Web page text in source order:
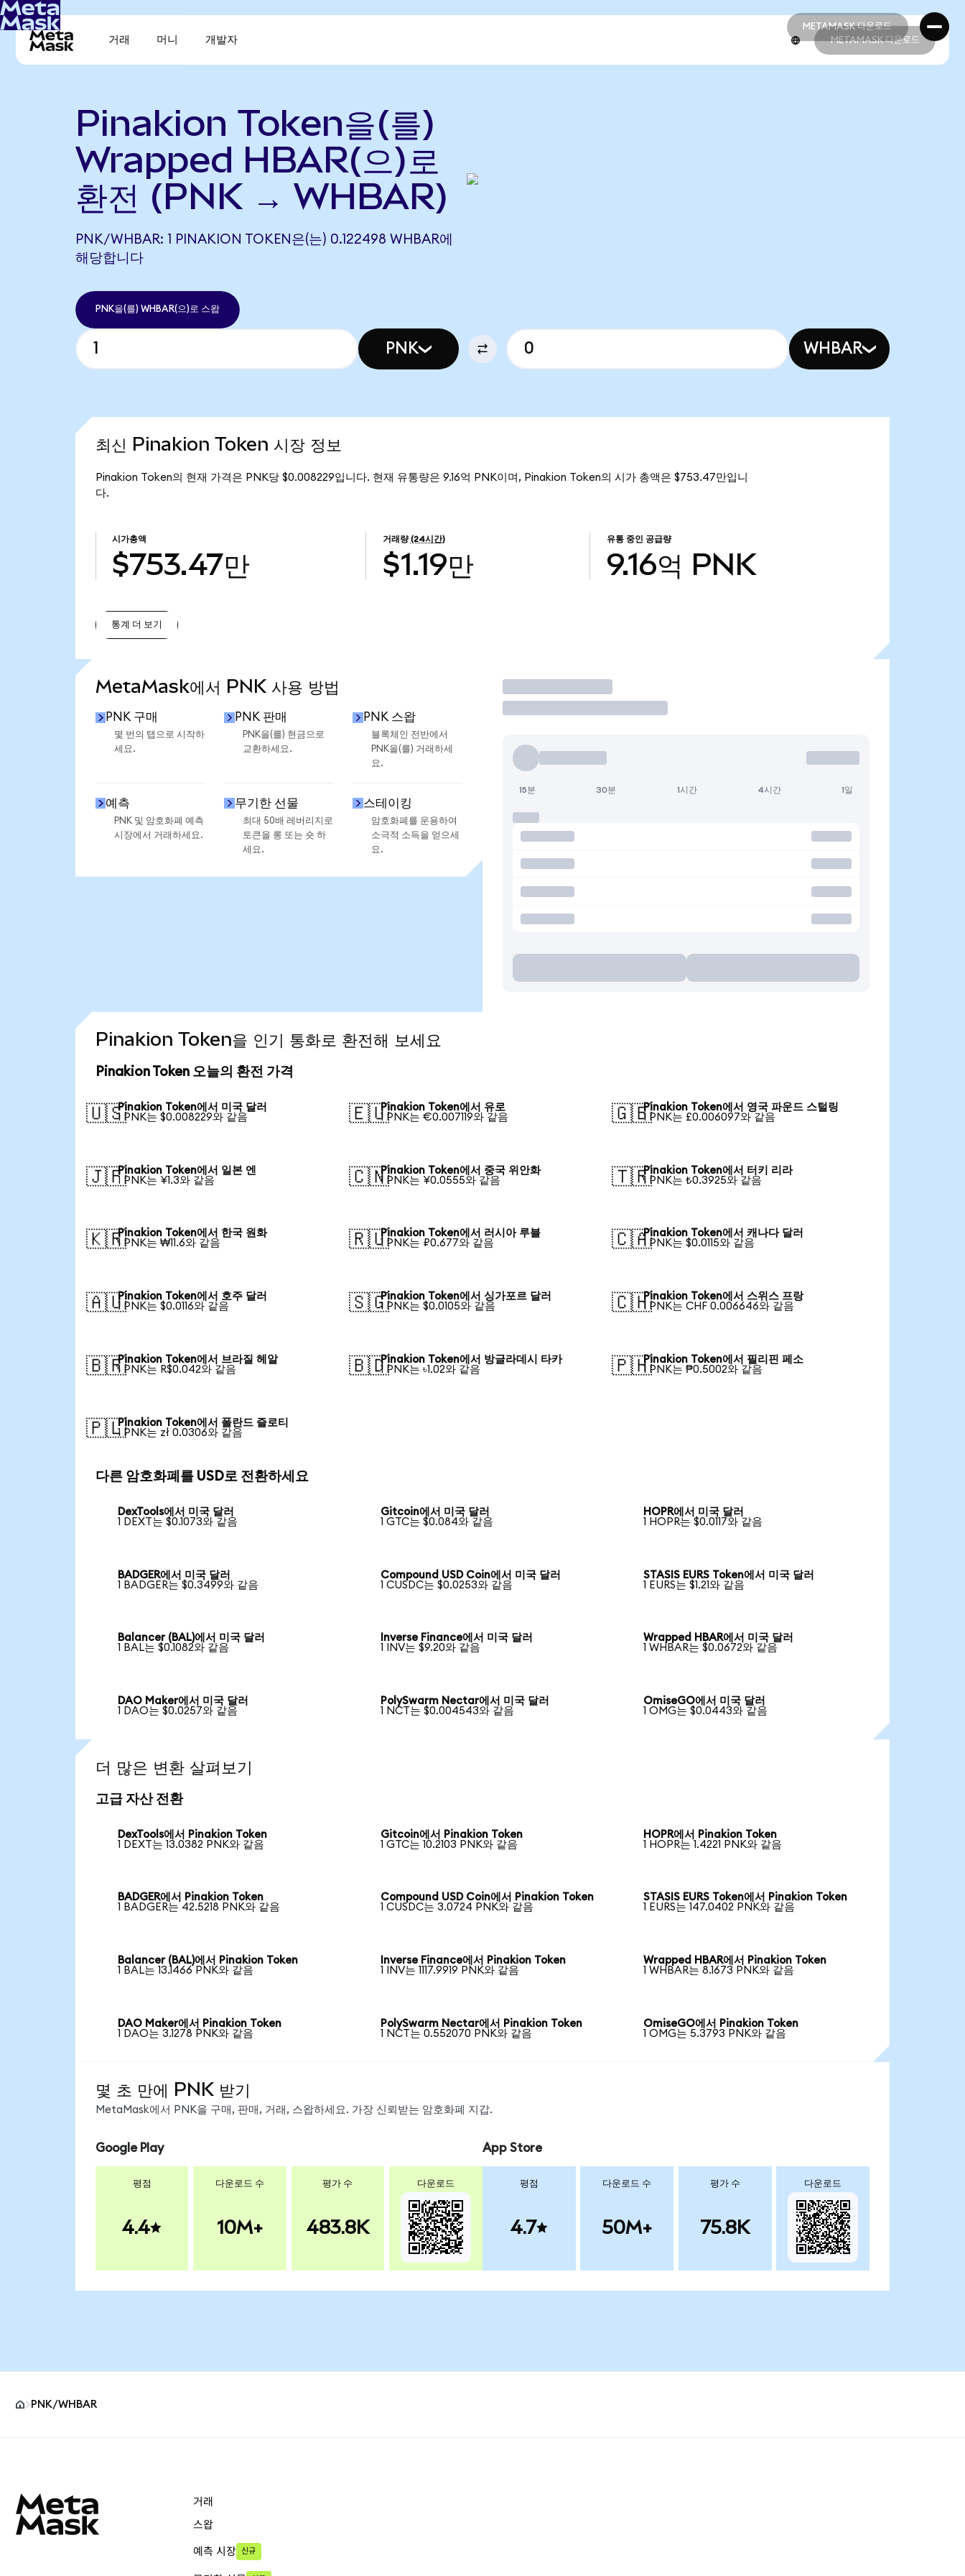
METAMASK 다운로드
METAMASK 다운로드
거래 머니 개발자 METAMASK 다운로드
Pinakion Token을(를)
Wrapped HBAR(으)로
환전 (PNK → WHBAR)
PNK/WHBAR: 1 PINAKION TOKEN은(는) 0.122498 WHBAR에
해당합니다
PNK을(를) WHBAR(으)로 스왑
PNK WHBAR
최신 Pinakion Token 시장 정보
Pinakion Token의 현재 가격은 PNK당 $0.008229입니다. 현재 유통량은 9.16억 PNK이며, Pinakion Token의 시가 총액은 $753.47만입니
다.
시가총액
$753.47만
거래량 (24시간)
$1.19만
유통 중인 공급량
9.16억 PNK
통계 더 보기
MetaMask에서 PNK 사용 방법
PNK 구매
몇 번의 탭으로 시작하
세요.
PNK 판매
PNK을(를) 현금으로
교환하세요.
PNK 스왑
블록체인 전반에서
PNK을(를) 거래하세
요.
예측
PNK 및 암호화폐 예측
시장에서 거래하세요.
무기한 선물
최대 50배 레버리지로
토큰을 롱 또는 숏 하
세요.
스테이킹
암호화폐를 운용하여
소극적 소득을 얻으세
요.
거래
15분 30분 1시간 4시간 1일
Pinakion Token을 인기 통화로 환전해 보세요
Pinakion Token 오늘의 환전 가격
🇺🇸Pinakion Token에서 미국 달러
1 PNK는 $0.008229와 같음
🇪🇺Pinakion Token에서 유로
1 PNK는 €0.007119와 같음
🇬🇧Pinakion Token에서 영국 파운드 스털링
1 PNK는 £0.006097와 같음
🇯🇵Pinakion Token에서 일본 엔
1 PNK는 ¥1.3와 같음
🇨🇳Pinakion Token에서 중국 위안화
1 PNK는 ¥0.0555와 같음
🇹🇷Pinakion Token에서 터키 리라
1 PNK는 ₺0.3925와 같음
🇰🇷Pinakion Token에서 한국 원화
1 PNK는 ₩11.6와 같음
🇷🇺Pinakion Token에서 러시아 루블
1 PNK는 ₽0.677와 같음
🇨🇦Pinakion Token에서 캐나다 달러
1 PNK는 $0.0115와 같음
🇦🇺Pinakion Token에서 호주 달러
1 PNK는 $0.0116와 같음
🇸🇬Pinakion Token에서 싱가포르 달러
1 PNK는 $0.0105와 같음
🇨🇭Pinakion Token에서 스위스 프랑
1 PNK는 CHF 0.006646와 같음
🇧🇷Pinakion Token에서 브라질 헤알
1 PNK는 R$0.042와 같음
🇧🇩Pinakion Token에서 방글라데시 타카
1 PNK는 ৳1.02와 같음
🇵🇭Pinakion Token에서 필리핀 페소
1 PNK는 ₱0.5002와 같음
🇵🇱Pinakion Token에서 폴란드 즐로티
1 PNK는 zł 0.0306와 같음
다른 암호화폐를 USD로 전환하세요
DexTools에서 미국 달러
1 DEXT는 $0.1073와 같음
Gitcoin에서 미국 달러
1 GTC는 $0.084와 같음
HOPR에서 미국 달러
1 HOPR는 $0.0117와 같음
BADGER에서 미국 달러
1 BADGER는 $0.3499와 같음
Compound USD Coin에서 미국 달러
1 CUSDC는 $0.0253와 같음
STASIS EURS Token에서 미국 달러
1 EURS는 $1.21와 같음
Balancer (BAL)에서 미국 달러
1 BAL는 $0.1082와 같음
Inverse Finance에서 미국 달러
1 INV는 $9.20와 같음
Wrapped HBAR에서 미국 달러
1 WHBAR는 $0.0672와 같음
DAO Maker에서 미국 달러
1 DAO는 $0.0257와 같음
PolySwarm Nectar에서 미국 달러
1 NCT는 $0.004543와 같음
OmiseGO에서 미국 달러
1 OMG는 $0.0443와 같음
더 많은 변환 살펴보기
고급 자산 전환
DexTools에서 Pinakion Token
1 DEXT는 13.0382 PNK와 같음
Gitcoin에서 Pinakion Token
1 GTC는 10.2103 PNK와 같음
HOPR에서 Pinakion Token
1 HOPR는 1.4221 PNK와 같음
BADGER에서 Pinakion Token
1 BADGER는 42.5218 PNK와 같음
Compound USD Coin에서 Pinakion Token
1 CUSDC는 3.0724 PNK와 같음
STASIS EURS Token에서 Pinakion Token
1 EURS는 147.0402 PNK와 같음
Balancer (BAL)에서 Pinakion Token
1 BAL는 13.1466 PNK와 같음
Inverse Finance에서 Pinakion Token
1 INV는 1117.9919 PNK와 같음
Wrapped HBAR에서 Pinakion Token
1 WHBAR는 8.1673 PNK와 같음
DAO Maker에서 Pinakion Token
1 DAO는 3.1278 PNK와 같음
PolySwarm Nectar에서 Pinakion Token
1 NCT는 0.552070 PNK와 같음
OmiseGO에서 Pinakion Token
1 OMG는 5.3793 PNK와 같음
몇 초 만에 PNK 받기
MetaMask에서 PNK을 구매, 판매, 거래, 스왑하세요. 가장 신뢰받는 암호화폐 지갑.
Google Play
평점
4.4
다운로드 수
10M+
평가 수
483.8K
다운로드
App Store
평점
4.7
다운로드 수
50M+
평가 수
75.8K
다운로드
PNK/WHBAR
거래
스왑
예측 시장 신규